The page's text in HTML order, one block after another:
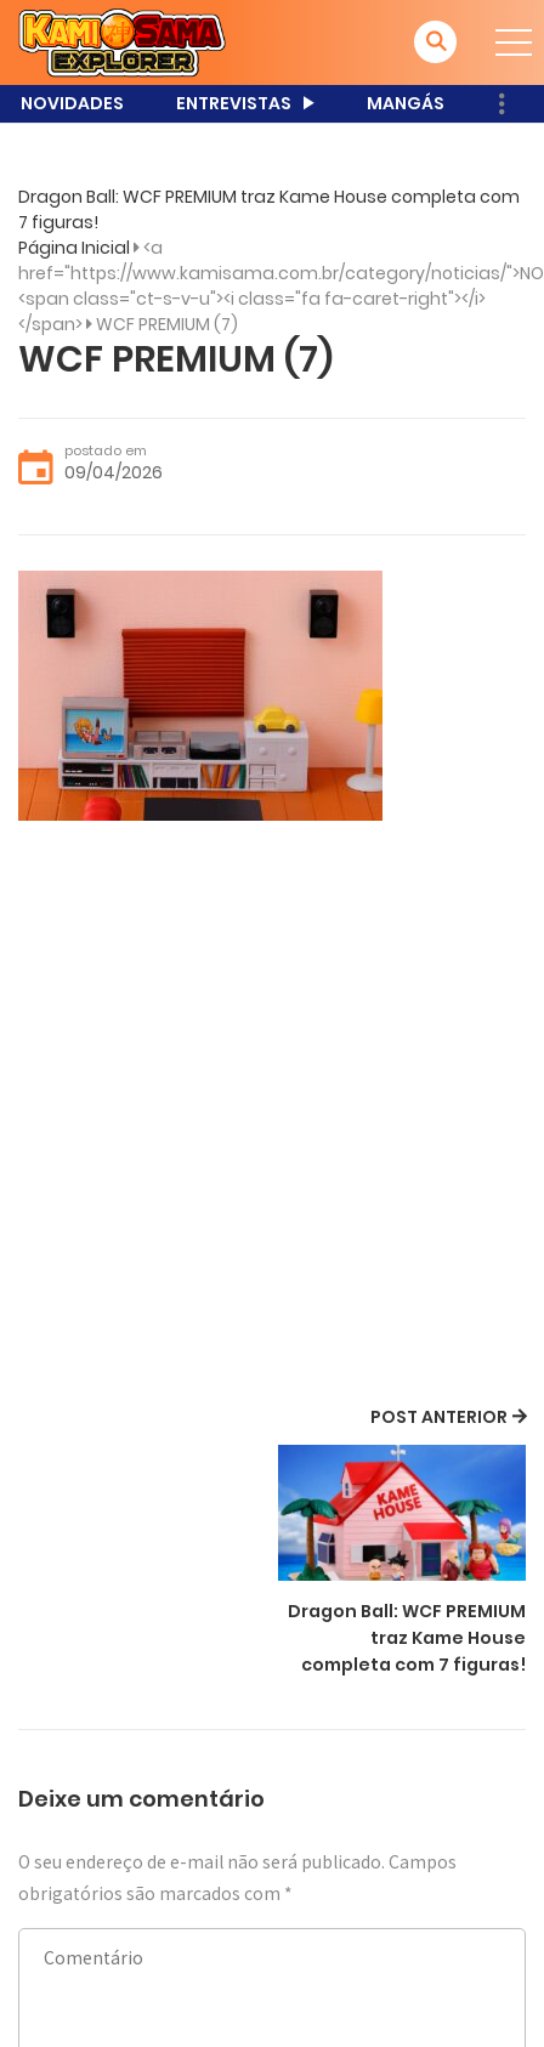
NOVIDADES ENTREVISTAS MANGÁS
Dragon Ball: WCF PREMIUM traz Kame House completa com
7 figuras!
Página Inicial <a
href="https://www.kamisama.com.br/category/noticias/
<span class="ct-s-v-u"><i class="fa fa-caret-right"></i>
</span> WCF PREMIUM (7)
WCF PREMIUM (7)
postado em
09/04/2026
POST ANTERIOR
Dragon Ball: WCF PREMIUM
traz Kame House
completa com 7 figuras!
Deixe um comentário
O seu endereço de e-mail não será publicado. Campos
obrigatórios são marcados com *